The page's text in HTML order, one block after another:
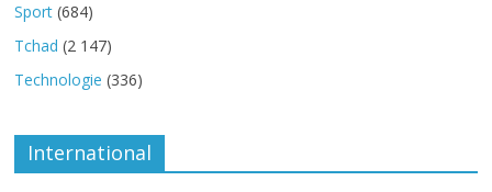
Sport (684)
Tchad (2 147)
Technologie (336)
International